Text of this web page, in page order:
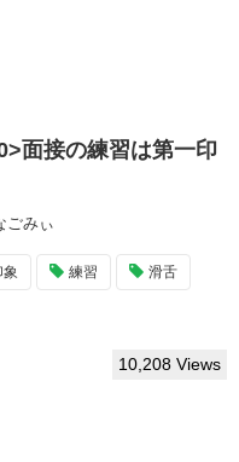
面接の練習は第一印
ごみぃ
象 練習 滑舌
10,208 Views